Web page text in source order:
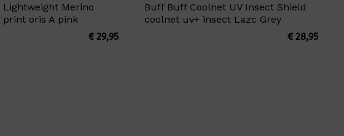
Lightweight Merino
print oris A pink
€29,95
Buff Buff Coolnet UV Insect Shield
coolnet uv+ insect Lazc Grey
€28,95